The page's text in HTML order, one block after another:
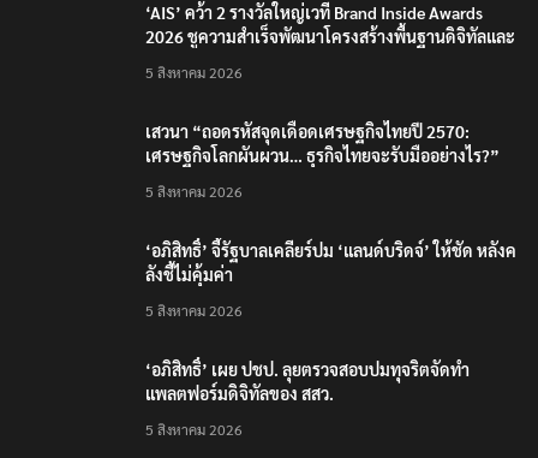
‘AIS’ คว้า 2 รางวัลใหญ่เวที Brand Inside Awards
2026 ชูความสำเร็จพัฒนาโครงสร้างพื้นฐานดิจิทัลและ
5 สิงหาคม 2026
เสวนา “ถอดรหัสจุดเดือดเศรษฐกิจไทยปี 2570:
เศรษฐกิจโลกผันผวน… ธุรกิจไทยจะรับมืออย่างไร?”
5 สิงหาคม 2026
‘อภิสิทธิ์’ จี้รัฐบาลเคลียร์ปม ‘แลนด์บริดจ์’ ให้ชัด หลังค
ลังชี้ไม่คุ้มค่า
5 สิงหาคม 2026
‘อภิสิทธิ์’ เผย ปชป. ลุยตรวจสอบปมทุจริตจัดทำ
แพลตฟอร์มดิจิทัลของ สสว.
5 สิงหาคม 2026